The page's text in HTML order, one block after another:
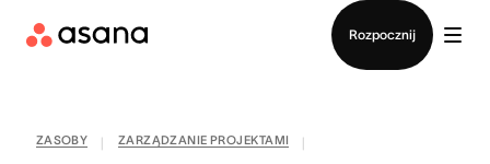
Rozpocznij
ZASOBY ZARZĄDZANIE PROJEKTAMI